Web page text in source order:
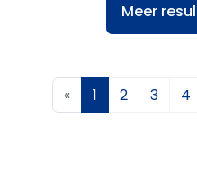
Meer
« 1 2 3 4